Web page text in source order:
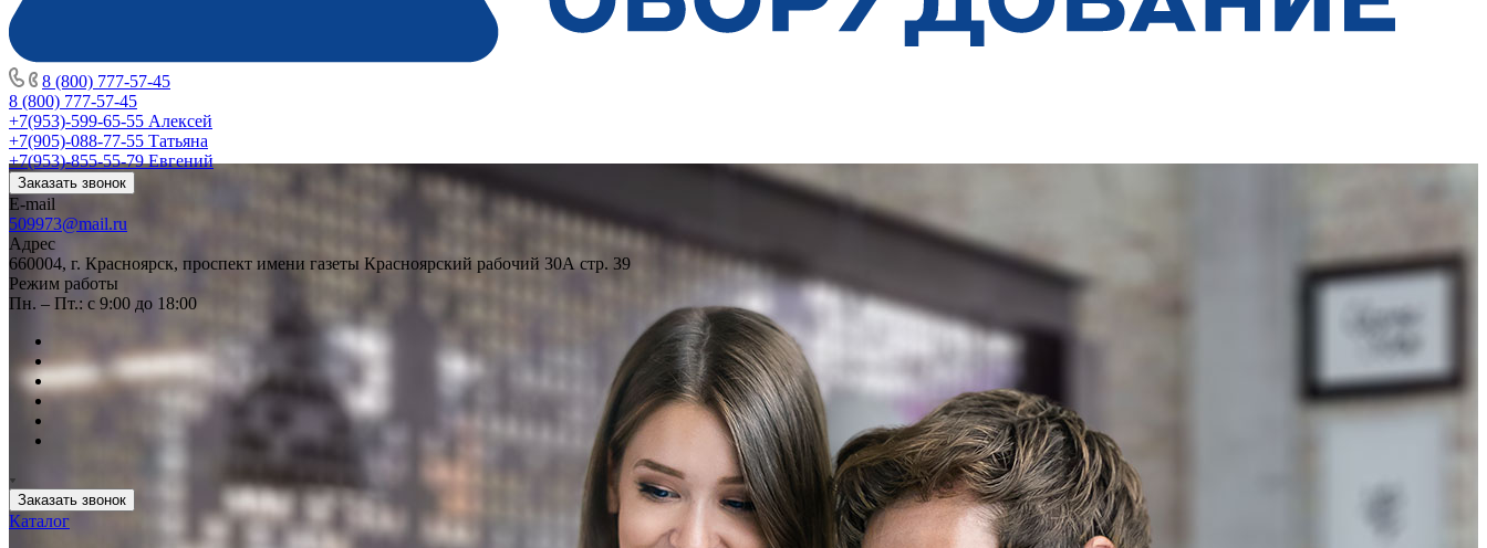
8 (800) 777-57-45
8 (800) 777-57-45
+7(953)-599-65-55 Алексей
+7(905)-088-77-55 Татьяна
+7(953)-855-55-79Евгений
Заказать звонок
E-mail
509973@mail.ru
Адрес
660004, г. Красноярск, проспект имени газеты Красноярский рабочий 30А стр. 39
Режим работы
Пн. – Пт.: с 9:00 до 18:00
Заказать звонок
Каталог